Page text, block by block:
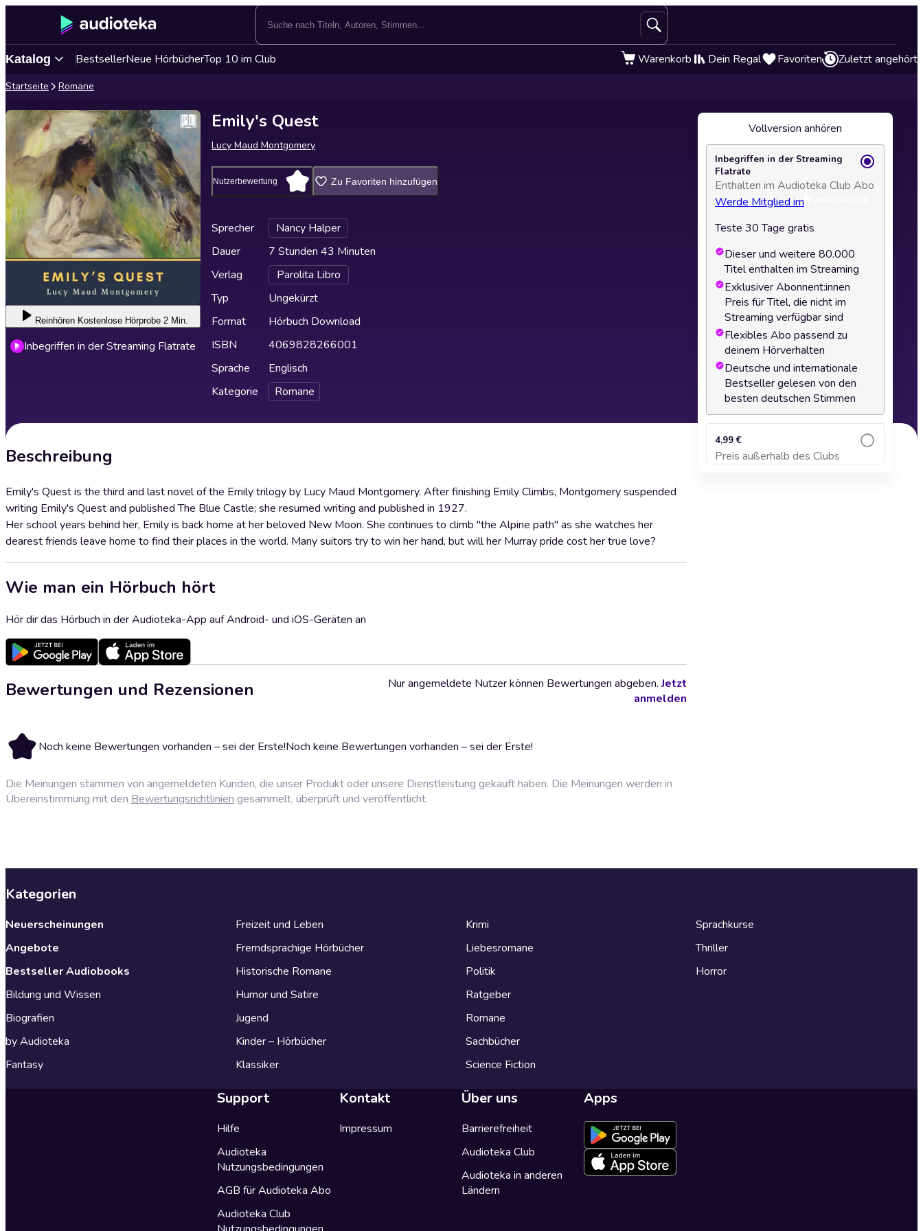
Katalog BestsellerNeue HörbücherTop 10 im Club Warenkorb Dein Regal Favoriten Zuletzt angehört
Startseite Romane
Reinhören Kostenlose Hörprobe 2 Min.
Inbegriffen in der Streaming Flatrate
Emily's Quest
Lucy Maud Montgomery
Nutzerbewertung Zu Favoriten hinzufügen
Sprecher
Nancy Halper
Dauer
7 Stunden 43 Minuten
Verlag
Parolita Libro
Typ
Ungekürzt
Format
Hörbuch Download
ISBN
4069828266001
Sprache
Englisch
Kategorie
Romane
Beschreibung
Emily's Quest is the third and last novel of the Emily trilogy by Lucy Maud Montgomery. After finishing Emily Climbs, Montgomery suspended
writing Emily's Quest and published The Blue Castle; she resumed writing and published in 1927.
Her school years behind her, Emily is back home at her beloved New Moon. She continues to climb "the Alpine path" as she watches her
dearest friends leave home to find their places in the world. Many suitors try to win her hand, but will her Murray pride cost her true love?
Wie man ein Hörbuch hört
Hör dir das Hörbuch in der Audioteka-App auf Android- und iOS-Geräten an
Bewertungen und Rezensionen
Noch keine Bewertungen vorhanden – sei der Erste!Noch keine Bewertungen vorhanden – sei der Erste!
Nur angemeldete Nutzer können Bewertungen abgeben.Jetzt
anmelden
Die Meinungen stammen von angemeldeten Kunden, die unser Produkt oder unsere Dienstleistung gekauft haben. Die Meinungen werden in
Übereinstimmung mit den Bewertungsrichtlinien gesammelt, überprüft und veröffentlicht.
Vollversion anhören
Inbegriffen in der Streaming
Flatrate
Enthalten im Audioteka Club Abo
Werde Mitglied im
Teste 30 Tage gratis
Dieser und weitere 80.000
Titel enthalten im Streaming
Exklusiver Abonnent:innen
Preis für Titel, die nicht im
Streaming verfügbar sind
Flexibles Abo passend zu
deinem Hörverhalten
Deutsche und internationale
Bestseller gelesen von den
besten deutschen Stimmen
4,99 €
Preis außerhalb des Clubs
Zum Warenkorb hinzufügen
Kategorien
Neuerscheinungen
Angebote
Bestseller Audiobooks
Bildung und Wissen
Biografien
by Audioteka
Fantasy
Freizeit und Leben
Fremdsprachige Hörbücher
Historische Romane
Humor und Satire
Jugend
Kinder – Hörbücher
Klassiker
Krimi
Liebesromane
Politik
Ratgeber
Romane
Sachbücher
Science Fiction
Sprachkurse
Thriller
Horror
Support
Hilfe
Audioteka
Nutzungsbedingungen
AGB für Audioteka Abo
Audioteka Club
Kontakt
Impressum
Über uns
Barrierefreiheit
Audioteka Club
Audioteka in anderen
Ländern
Apps